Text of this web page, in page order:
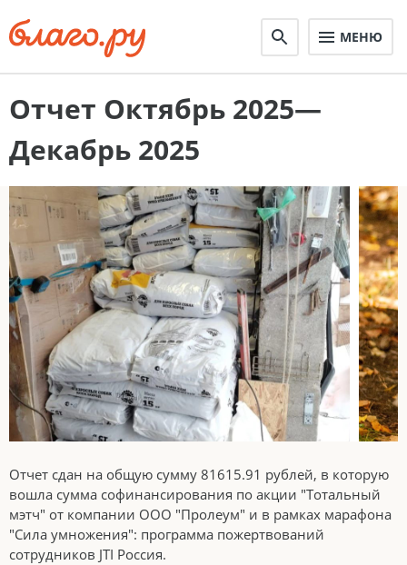
МЕНЮ
Отчет Октябрь 2025—
Декабрь 2025
Отчет сдан на общую сумму 81615.91 рублей, в которую
вошла сумма софинансирования по акции "Тотальный
мэтч" от компании ООО "Пролеум" и в рамках марафона
"Сила умножения": программа пожертвований
сотрудников JTI Россия.